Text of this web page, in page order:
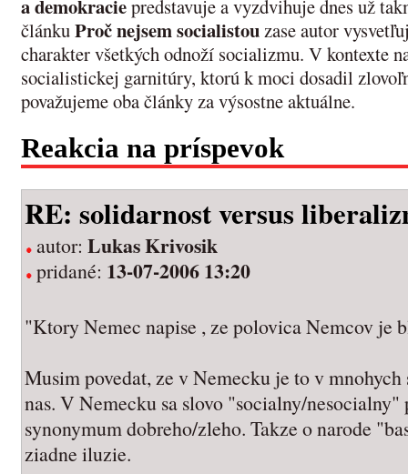
a demokraciepredstavuje a vyzdvihuje dnes už
článkuProč nejsem socialistouzase autor
charakter všetkých odnoží socializmu. V kontexte
socialistickej garnitúry, ktorú k moci dosadil
považujeme oba články za výsostne aktuálne.
Reakcia na príspevok
RE: solidarnost versus
autor: Lukas Krivosik
pridané: 13-07-2006 13:20
"Ktory Nemec napise , ze polovica Nemcov je
Musim povedat, ze v Nemecku je to v
nas. V Nemecku sa slovo "socialny/nesocialny"
synonymum dobreho/zleho. Takze o narode
ziadne iluzie.